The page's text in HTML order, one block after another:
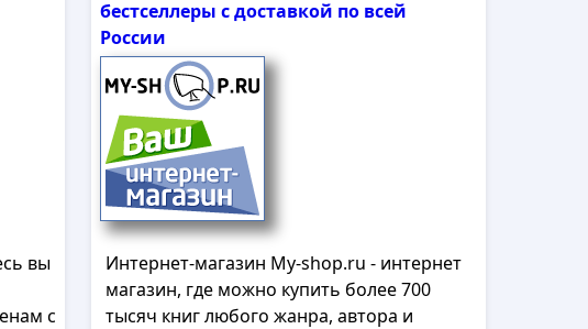
вы
с
бестселлеры с доставкой по всей
России
Интернет-магазин My-shop.ru - интернет
магазин, где можно купить более 700
тысяч книг любого жанра, автора и